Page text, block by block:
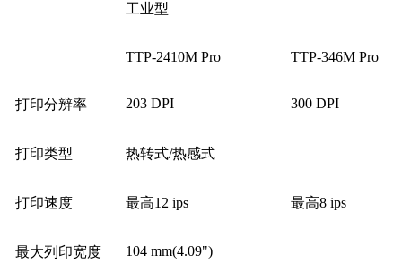
工业型
TTP-2410M Pro TTP-346M Pro
打印分辨率 203 DPI 300 DPI
打印类型 热转式/热感式
打印速度 最高12 ips 最高8 ips
最大列印宽度 104 mm(4.09")